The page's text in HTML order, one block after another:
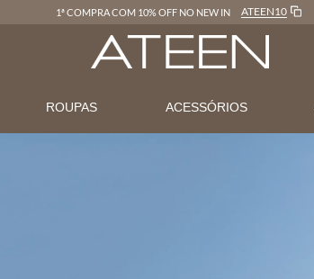
FRETE GRÁTIS EM COMPRAS ACIMA DE R$600 LOJAONLINE
ROUPAS ACESSÓRIOS